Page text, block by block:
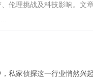
伦理挑战及科技影响。文
私家侦探这一行业悄然兴